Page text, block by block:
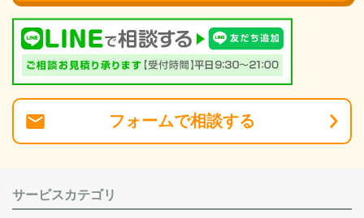
フォームで相談する
サービスカテゴリ